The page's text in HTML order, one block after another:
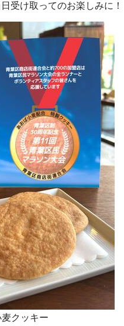
受け取ってのお楽しみに！
クッキー